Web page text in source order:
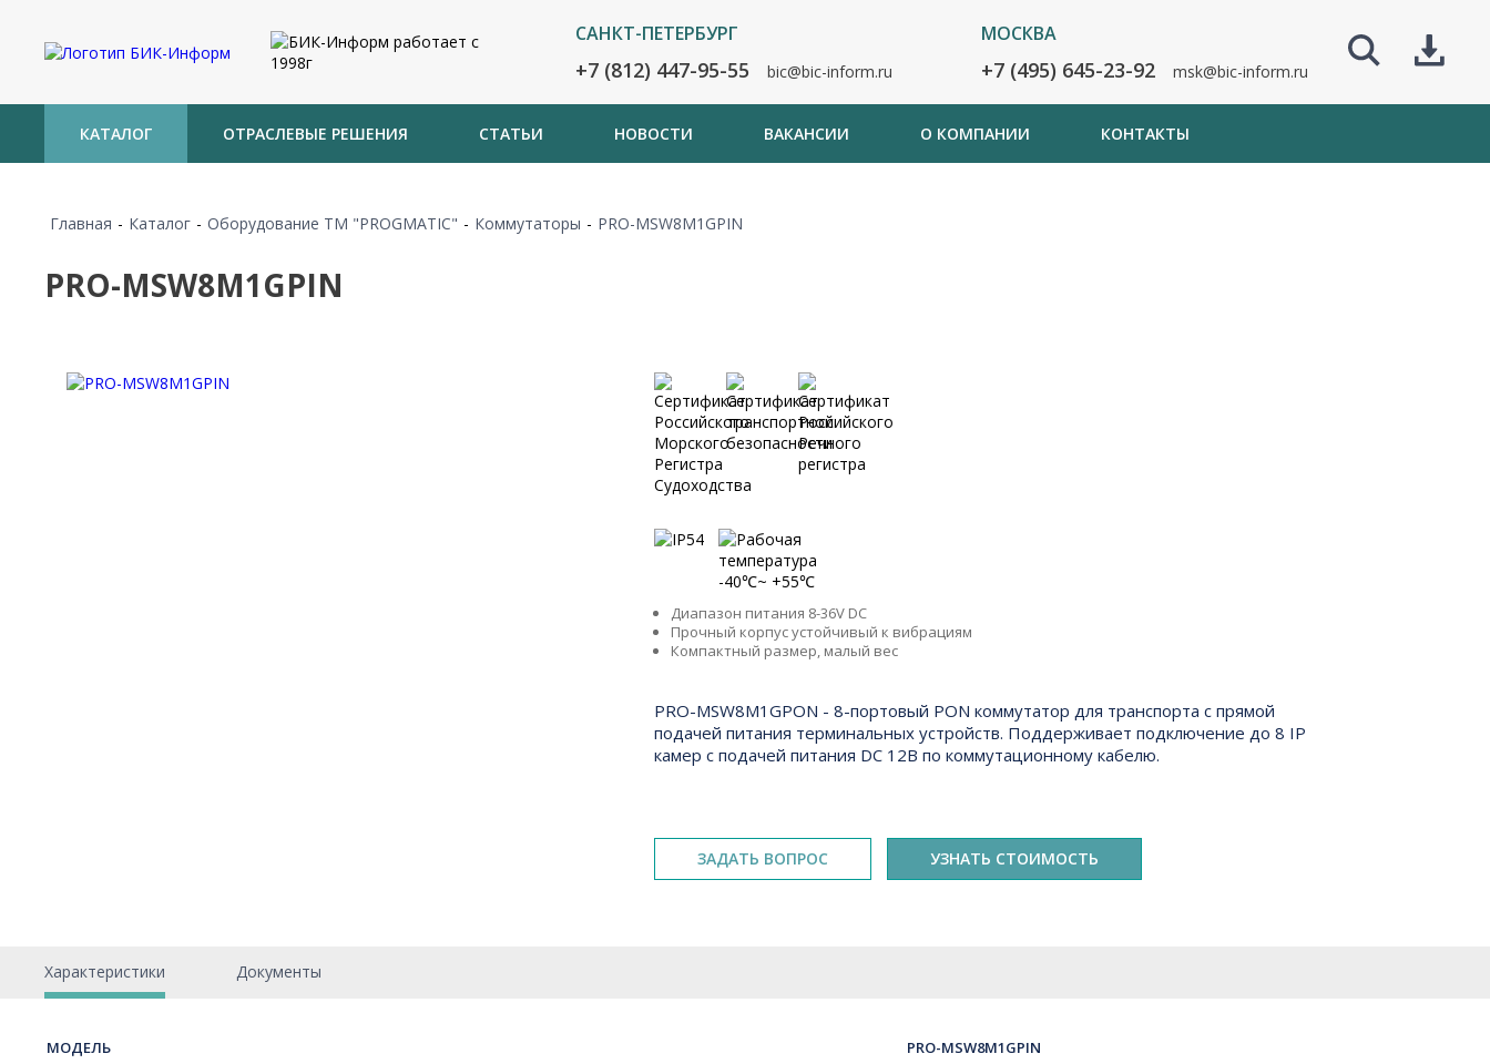
САНКТ-ПЕТЕРБУРГ
+7 (812) 447-95-55 bic@bic-inform.ru
МОСКВА
+7 (495) 645-23-92 msk@bic-inform.ru
КАТАЛОГ ОТРАСЛЕВЫЕ РЕШЕНИЯ СТАТЬИ НОВОСТИ ВАКАНСИИ О КОМПАНИИ КОНТАКТЫ
Главная - Каталог - Оборудование TM "PROGMATIC" - Коммутаторы - PRO-MSW8M1GPIN
PRO-MSW8M1GPIN
Сертификаты
Ключевые особенности
Диапазон питания 8-36V DC
Прочный корпус устойчивый к вибрациям
Компактный размер, малый вес
Краткое описание
PRO-MSW8M1GPON - 8-портовый PON коммутатор для транспорта с прямой
подачей питания терминальных устройств. Поддерживает подключение до 8 IP
камер с подачей питания DC 12В по коммутационному кабелю.
ЗАДАТЬ ВОПРОС УЗНАТЬ СТОИМОСТЬ
Характеристики Документы
МОДЕЛЬ
PRO-MSW8M1GPIN